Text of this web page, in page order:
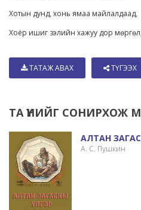
Хотын дунд, хонь ямаа майлалдаад,
Хоёр ишиг зэлийн хажуу дор
ТАТАЖ АВАХ ТҮГЭЭХ
ТА ҮҮНИЙГ СОНИРХОЖ
АЛТАН
А. С. Пушкин